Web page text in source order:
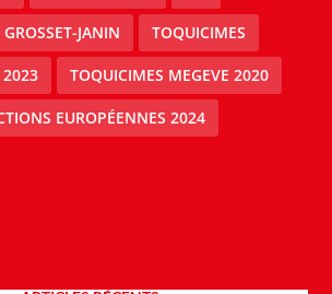
JANIN TOQUICIMES
2023 TOQUICIMES MEGEVE 2020
EUROPÉENNES 2024